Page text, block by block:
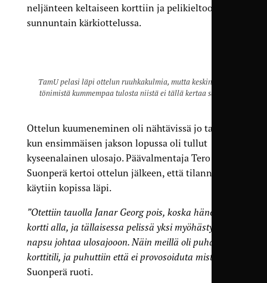
neljänteen keltaiseen korttiin ja pelikieltoon
sunnuntain kärkiottelussa.
TamU pelasi läpi ottelun ruuhkakulmia, mutta keskinäistä
tönimistä kummempaa tulosta niistä ei tällä kertaa saatu.
Ottelun kuumeneminen oli nähtävissä jo tauolla,
kun ensimmäisen jakson lopussa oli tullut
kyseenalainen ulosajo. Päävalmentaja Tero
Suonperä kertoi ottelun jälkeen, että tilanne
käytiin kopissa läpi.
”Otettiin tauolla Janar Georg pois, koska hänellä oli
kortti alla, ja tällaisessa pelissä yksi myöhästynyt
napsu johtaa ulosajooon. Näin meillä oli puhdas
korttitili, ja puhuttiin että ei provosoiduta mistään”
Suonperä ruoti.